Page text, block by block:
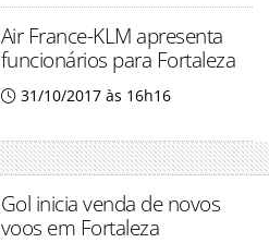
Air France-KLM apresenta
funcionários para Fortaleza
31/10/2017 às 16h16
Gol inicia venda de novos
voos em Fortaleza